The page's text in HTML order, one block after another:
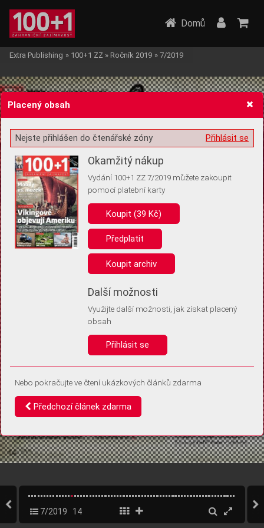
Žádost o souhlas s ukládáním volitelných informací
Pro základní fungování webu nepotřebujeme ukládat žádné informace
(tzv. cookies apod.). Rádi bychom vás ale požádali o souhlas s
uložením volitelných informací:
Anonymní unikátní ID
Díky němu příště poznáme, že se jedná o stejné zařízení, a
Identifikátor je zcela anonymní.
Vaše souhlasy a odmítnutí si ukládáme do vašeho zařízení, abychom se
vás už příště znovu neptali. Můžete je kdykoli později upravit ve Správě
Domů
Extra Publishing » 100+1 ZZ » Ročník 2019 » 7/2019
7/2019 14
Placený obsah
Přihlásit se
Nejste přihlášen do čtenářské zóny
Okamžitý nákup
Vydání 100+1 ZZ 7/2019 můžete zakoupit
pomocí platební karty
Koupit (39 Kč)
Předplatit
Koupit archiv
Další možnosti
Využijte další možnosti, jak získat placený
obsah
Přihlásit se
Nebo pokračujte ve čtení ukázkových článků zdarma
Předchozí článek zdarma